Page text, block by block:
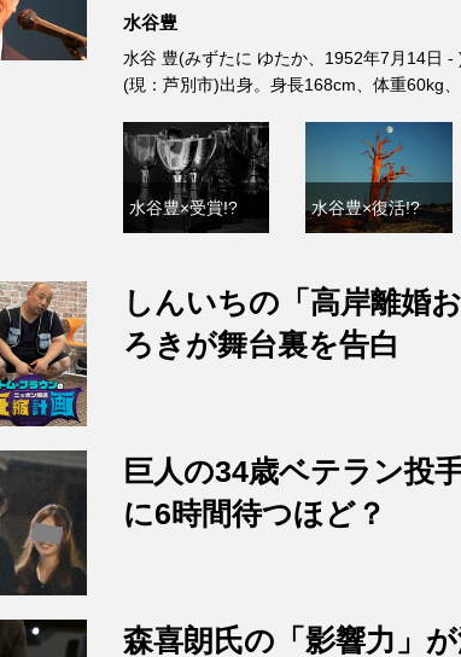
水谷豊
水谷 豊(みずたに ゆたか、1952年7月14日 -
(現：芦別市)出身。身長168cm、体重60kg
水谷豊×受賞!? 水谷豊×復活!?
しんいちの「高岸離婚
ろきが舞台裏を告白
巨人の34歳ベテラン投
に6時間待つほど？
森喜朗氏の「影響力」